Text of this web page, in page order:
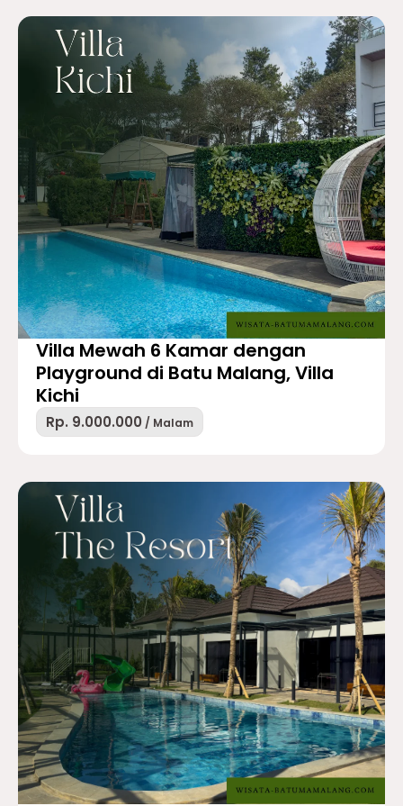
Villa Mewah 6 Kamar dengan
Playground di Batu Malang, Villa
Kichi
Rp. 9.000.000 / Malam